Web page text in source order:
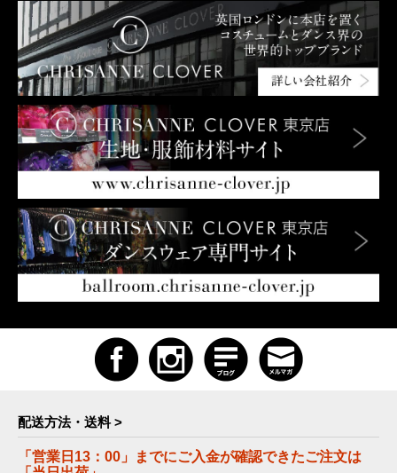
配送方法・送料 >
「営業日13：00」までにご入金が確認できたご注文は